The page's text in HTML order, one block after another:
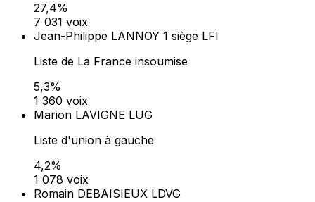
27,4%
7 031 voix
Jean-Philippe LANNOY 1 siège LFI
Liste de La France insoumise
5,3%
1 360 voix
Marion LAVIGNE LUG
Liste d'union à gauche
4,2%
1 078 voix
Romain DEBAISIEUX LDVG